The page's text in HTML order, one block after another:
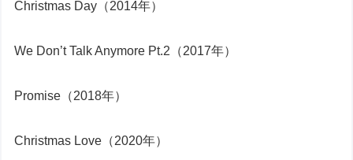
Christmas Day（2014年）
We Don’t Talk Anymore Pt.2（2017年）
Promise（2018年）
Christmas Love（2020年）